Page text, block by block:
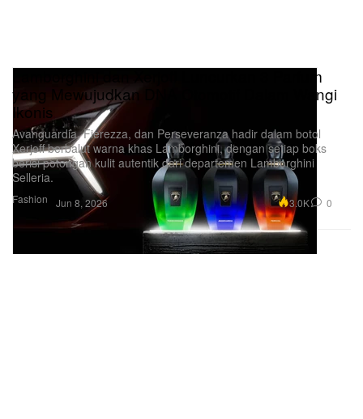
Fashion
Lamborghini dan Xerjoff Luncurkan 3 Parfum
yang Mewujudkan DNA Otomotif Dalam Wangi
Ikonis
Avanguardia, Fierezza, dan Perseveranza hadir dalam botol
Xerjoff berbalut warna khas Lamborghini, dengan setiap boks
berisi potongan kulit autentik dari departemen Lamborghini
Selleria.
Jun 8, 2026 3.0K 0